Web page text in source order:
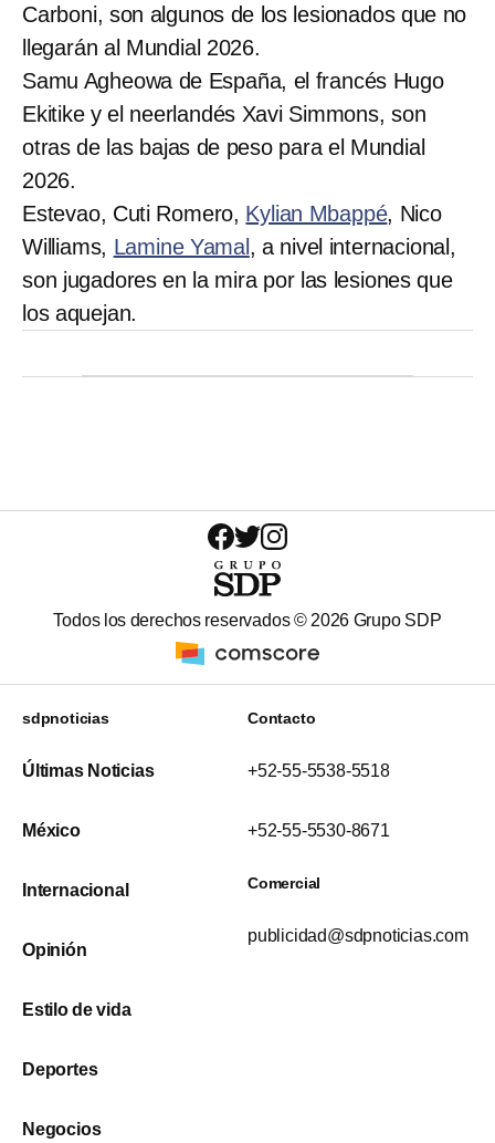
Carboni, son algunos de los lesionados que no
llegarán al Mundial 2026.
Samu Agheowa de España, el francés Hugo
Ekitike y el neerlandés Xavi Simmons, son
otras de las bajas de peso para el Mundial
2026.
Estevao, Cuti Romero, Kylian Mbappé, Nico
Williams, Lamine Yamal , a nivel internacional,
son jugadores en la mira por las lesiones que
los aquejan.
Todos los derechos reservados © 2026 Grupo SDP
sdpnoticias
Últimas Noticias
México
Internacional
Opinión
Estilo de vida
Deportes
Negocios
Contacto
+52-55-5538-5518
+52-55-5530-8671
Comercial
publicidad@sdpnoticias.com